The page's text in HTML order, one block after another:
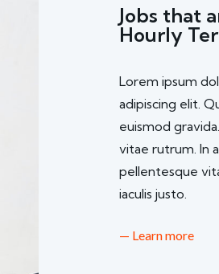
Jobs that
Hourly
Lorem ipsum
adipiscing elit.
euismod
vitae rutrum. In
pellentesque
iaculis justo.
— Learn more